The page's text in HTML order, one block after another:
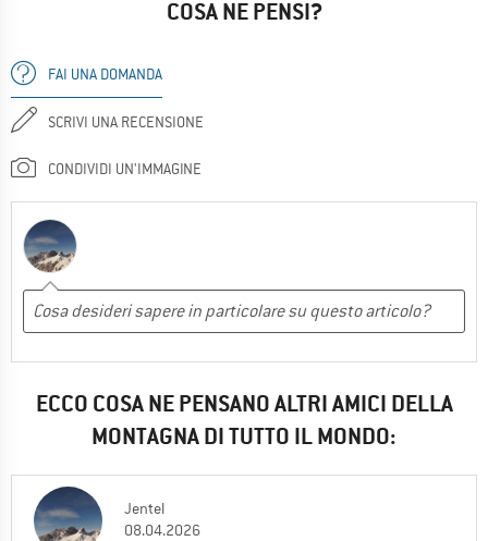
COSA NE PENSI?
FAI UNA DOMANDA
SCRIVI UNA RECENSIONE
CONDIVIDI UN'IMMAGINE
ECCO COSA NE PENSANO ALTRI AMICI DELLA
MONTAGNA DI TUTTO IL MONDO:
Jentel
08.04.2026